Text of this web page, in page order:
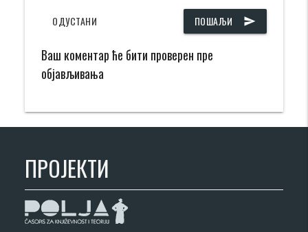
ПОШАЉИ send
ОДУСТАНИ
Ваш коментар ће бити проверен пре
објављивања
ПРОЈЕКТИ